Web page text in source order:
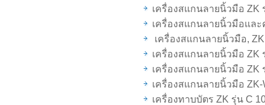
เครื่องสแกนลายนิ้วมือ ZK
เครื่องสแกนลายนิ้วมือแล
เครื่องสแกนลายนิ้วมือ, ZK
เครื่องสแกนลายนิ้วมือ ZK
เครื่องสแกนลายนิ้วมือ ZK
เครื่องสแกนลายนิ้วมือ ZK-
เครื่องทาบบัตร ZK รุ่น C